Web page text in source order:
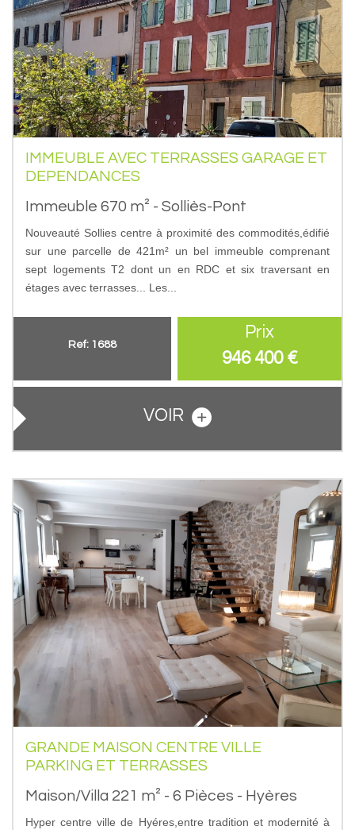
IMMEUBLE AVEC TERRASSES GARAGE ET
DEPENDANCES
Immeuble 670 m² - Solliès-Pont
Nouveauté Sollies centre à proximité des commodités,édifié
sur une parcelle de 421m² un bel immeuble comprenant
sept logements T2 dont un en RDC et six traversant en
étages avec terrasses... Les...
Ref: 1688
Prix
946 400 €
VOIR
GRANDE MAISON CENTRE VILLE
PARKING ET TERRASSES
Maison/Villa 221 m² - 6 Pièces - Hyères
Hyper centre ville de Hyéres,entre tradition et modernité à